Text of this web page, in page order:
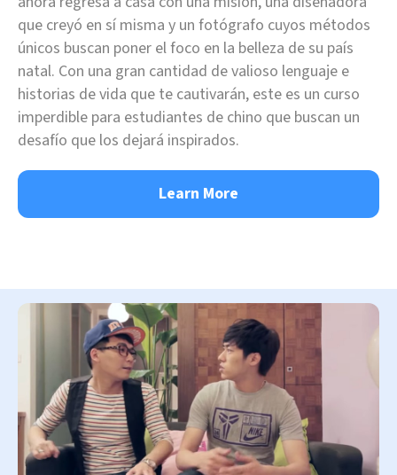
que creyó en sí misma y un fotógrafo cuyos métodos
únicos buscan poner el foco en la belleza de su país
natal. Con una gran cantidad de valioso lenguaje e
historias de vida que te cautivarán, este es un curso
imperdible para estudiantes de chino que buscan un
desafío que los dejará inspirados.
Learn More